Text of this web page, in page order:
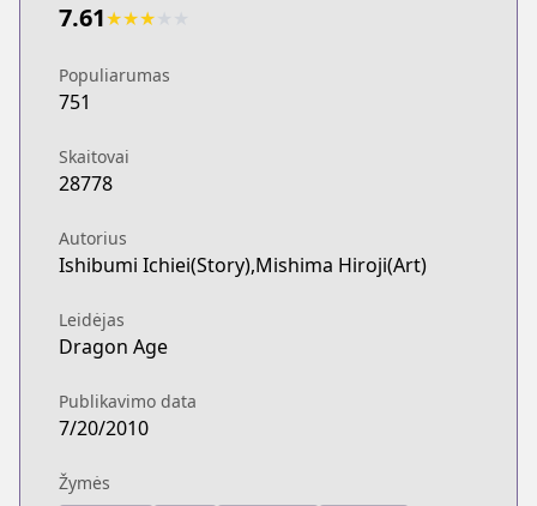
7.61★★★
Populiarumas
751
Skaitovai
28778
Autorius
Ishibumi Ichiei(Story),Mishima Hiroji(Art)
Leidėjas
Dragon Age
Publikavimo data
7/20/2010
Žymės